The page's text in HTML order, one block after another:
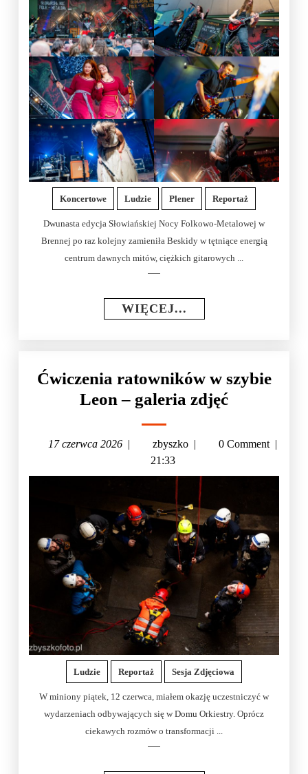
Koncertowe Ludzie Plener Reportaż
Dwunasta edycja Słowiańskiej Nocy Folkowo-Metalowej w
Brennej po raz kolejny zamieniła Beskidy w tętniące energią
centrum dawnych mitów, ciężkich gitarowych ...
WIĘCEJ...
Ćwiczenia ratowników w szybie
Leon – galeria zdjęć
17 czerwca 2026 | zbyszko | 0 Comment |
21:33
Ludzie Reportaż Sesja Zdjęciowa
W miniony piątek, 12 czerwca, miałem okazję uczestniczyć w
wydarzeniach odbywających się w Domu Orkiestry. Oprócz
ciekawych rozmów o transformacji ...